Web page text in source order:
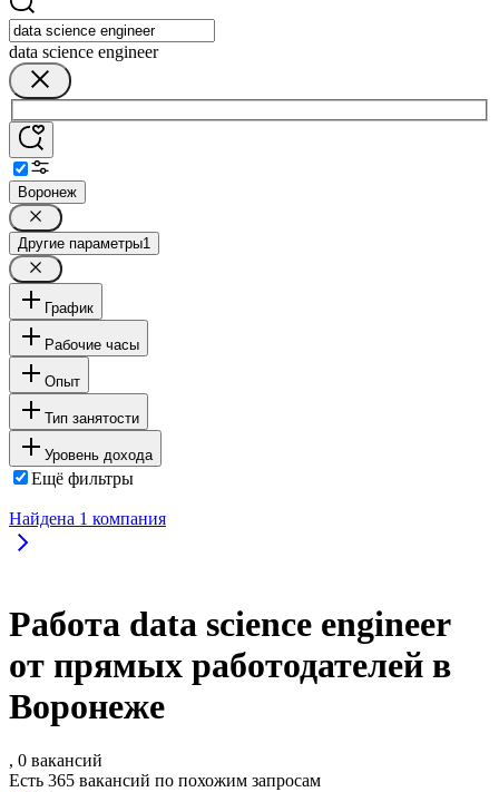
data science engineer
Воронеж
Другие параметры1
График
Рабочие часы
Опыт
Тип занятости
Уровень дохода
Ещё фильтры
Найдена 1 компания
Работа data science engineer
от прямых работодателей в
Воронеже
, 0 вакансий
Есть 365 вакансий по похожим запросам